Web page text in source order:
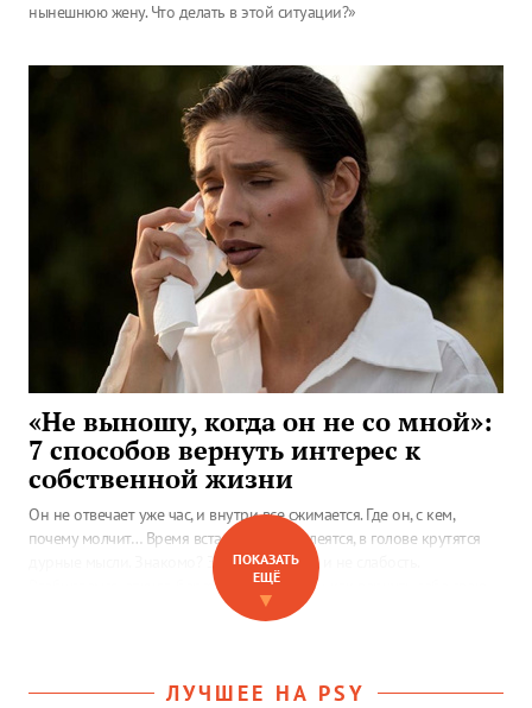
нынешнюю жену. Что делать в этой ситуации?»
«Не выношу, когда он не со мной»:
7 способов вернуть интерес к
собственной жизни
Он не отвечает уже час, и внутри все сжимается. Где он, с кем,
почему молчит… Время встало, дела не клеятся, в голове крутятся
дурные мысли. Знакомо? Это не ревность и не слабость.
Разбираемся, откуда берется эта тревога и как вернуть себе свою
ПОКАЗАТЬ
ЕЩЁ
▼
ЛУЧШЕЕ НА PSY